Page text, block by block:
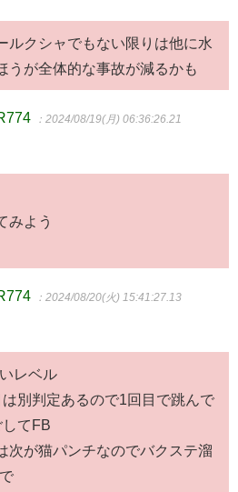
ルクシャでもない限りは他に水
うが全体的な事故が減るかも
：2024/08/19(月) 06:36:26.21
みよう
：2024/08/20(火) 15:41:27.13
レベル
別判定あるので1回目で跳んで
てFB
次が猫パンチなのでバクステ溜